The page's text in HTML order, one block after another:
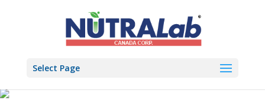
Select Page